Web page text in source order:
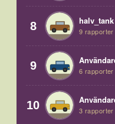
8 halv_tank
9 rapporter
9 6 rapporter
10 3 rapporter